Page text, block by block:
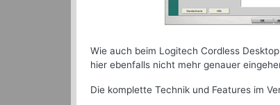
Wie auch beim Logitech Cordless
hier ebenfalls nicht mehr genauer
Die komplette Technik und Features im